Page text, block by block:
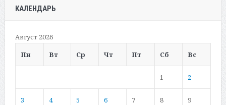
КАЛЕНДАРЬ
Август 2026
Пн
Вт Ср Чт Пт Сб Вс
1 2
3 4 5 6 7 8 9